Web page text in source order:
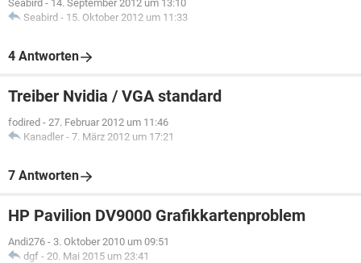
Seabird - 14. September 2012 um 13:10
Seabird - 15. Oktober 2012 um 11:33
4 Antworten
Treiber Nvidia / VGA standard
fodired - 27. Februar 2012 um 11:46
Kanadler - 7. März 2012 um 17:21
7 Antworten
HP Pavilion DV9000 Grafikkartenproblem
Andi276 - 3. Oktober 2010 um 09:51
dgf - 20. Mai 2015 um 23:41